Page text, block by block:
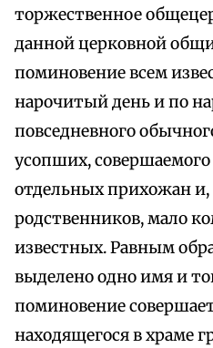
торжественное
данной церковной
поминовение всем
нарочитый день и по
повседневного
усопших, совершаемого
отдельных прихожан и,
родственников, мало
известных. Равным
выделено одно имя и
поминовение
находящегося в храме